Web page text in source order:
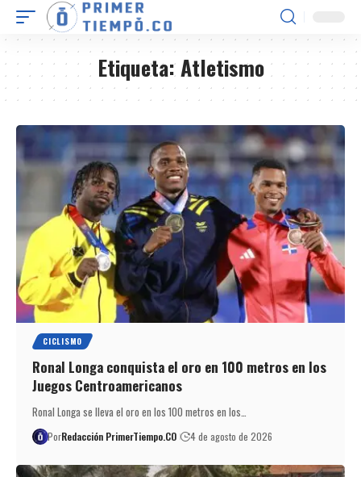
Etiqueta:Atletismo
CICLISMO
Ronal Longa conquista el oro en 100 metros en los
Juegos Centroamericanos
Ronal Longa se lleva el oro en los 100 metros en los…
PorRedacción PrimerTiempo.CO 4 de agosto de 2026